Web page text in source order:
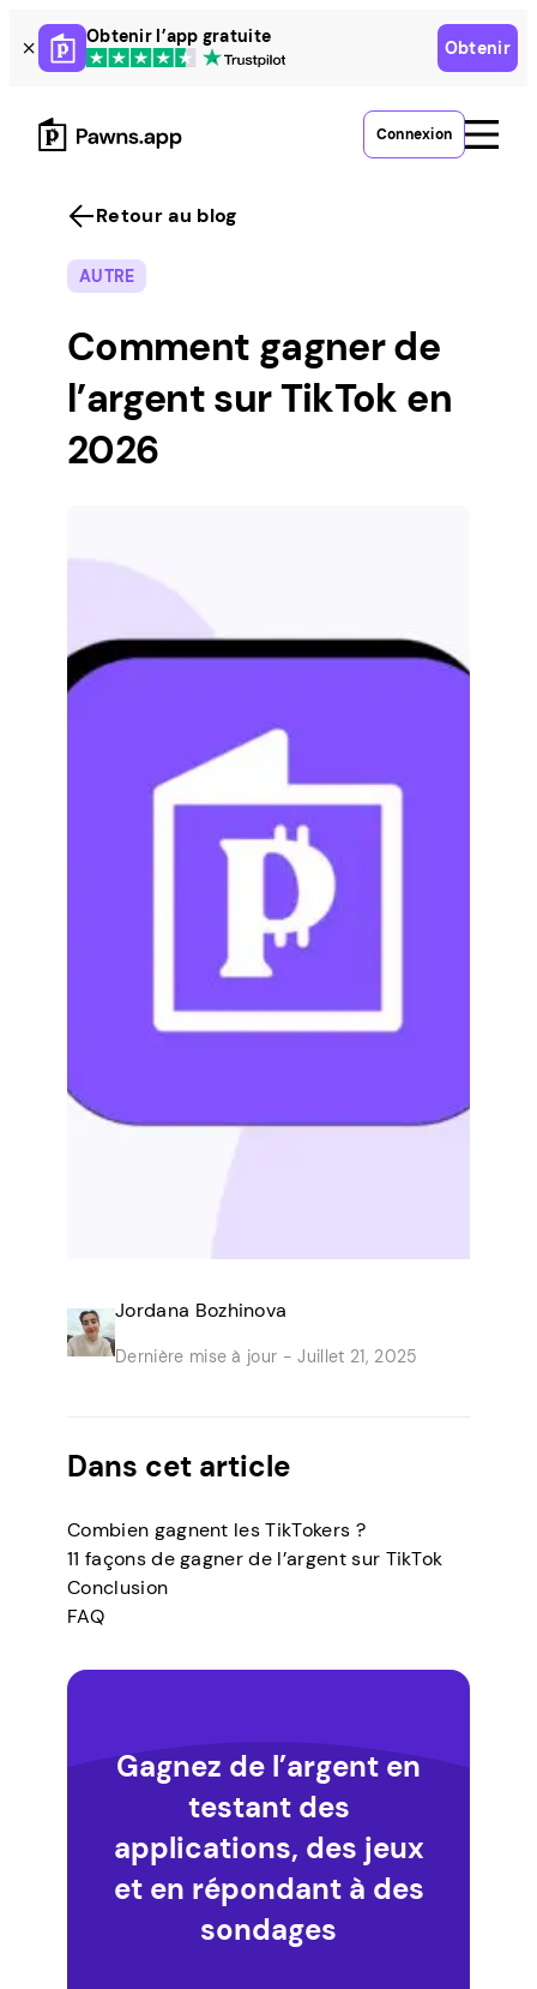
Skip
to
content
Obtenir l’app gratuite
Obtenir
Connexion
Retour au blog
AUTRE
Comment gagner de
l’argent sur TikTok en
2026
Jordana Bozhinova
Dernière mise à jour - Juillet 21, 2025
Dans cet article
Combien gagnent les TikTokers ?
11 façons de gagner de l’argent sur TikTok
Conclusion
FAQ
Gagnez de l’argent en
testant des
applications, des jeux
et en répondant à des
sondages